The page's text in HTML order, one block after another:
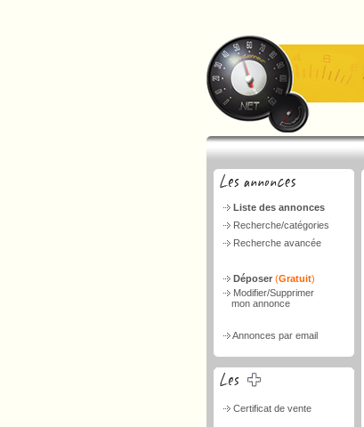
Liste des annonces
Recherche/catégories
Recherche avancée
Déposer (Gratuit)
Modifier/Supprimer
mon annonce
Annonces par email
Certificat de vente